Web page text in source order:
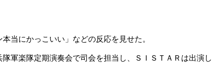
当にかっこいい」などの反応を見せた。
軍楽隊定期演奏会で司会を担当し、ＳＩＳＴＡＲは出演し